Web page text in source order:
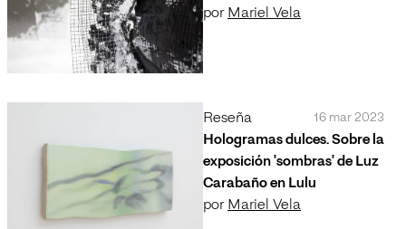
por Mariel Vela
Reseña 16 mar 2023
Hologramas dulces. Sobre la
exposición 'sombras' de Luz
Carabaño en Lulu
por Mariel Vela